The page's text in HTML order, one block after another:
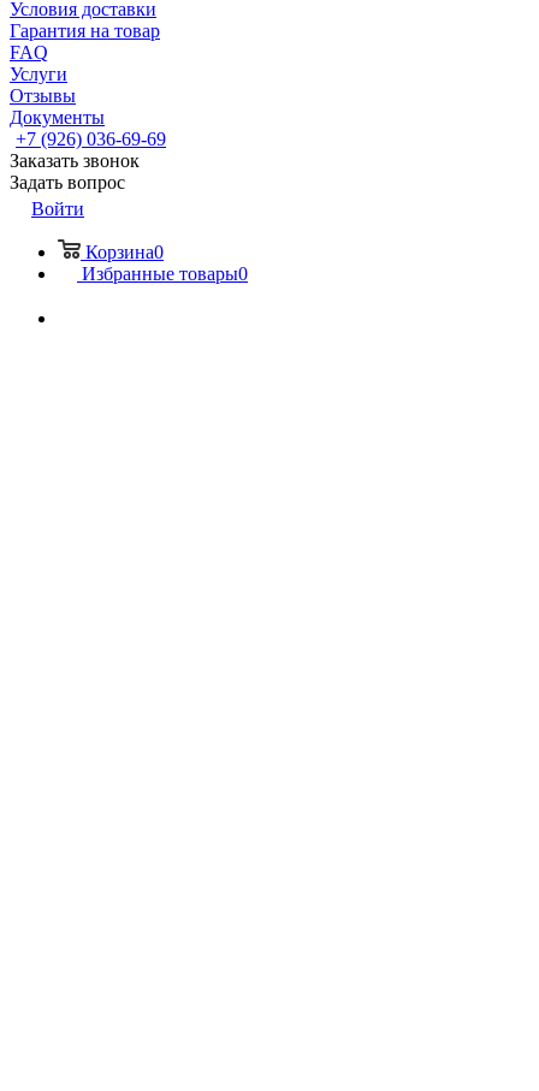
Условия доставки
Гарантия на товар
FAQ
Услуги
Отзывы
Документы
+7 (926) 036-69-69
Заказать звонок
Задать вопрос
Войти
Корзина0
Избранные товары0